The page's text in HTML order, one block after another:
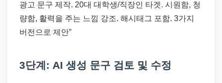
광고 문구 제작. 20대 대학생/직장인 타겟. 시원함, 청
량함, 활력을 주는 느낌 강조. 해시태그 포함. 3가지
버전으로 제안”
3단계: AI 생성 문구 검토 및 수정